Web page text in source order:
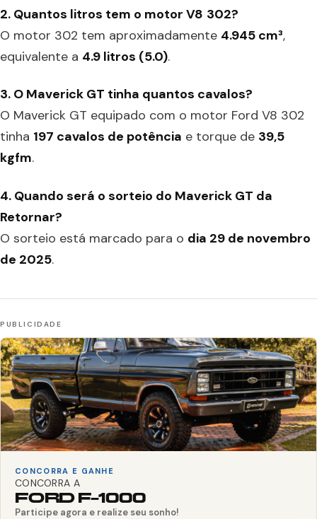
2. Quantos litros tem o motor V8 302?
O motor 302 tem aproximadamente 4.945 cm³,
equivalente a 4.9 litros (5.0).
3. O Maverick GT tinha quantos cavalos?
O Maverick GT equipado com o motor Ford V8 302
tinha 197 cavalos de potência e torque de 39,5
kgfm.
4. Quando será o sorteio do Maverick GT da
Retornar?
O sorteio está marcado para o dia 29 de novembro
de 2025.
CONCORRA E GANHE
CONCORRA A
FORD F-1000
Participe agora e realize seu sonho!